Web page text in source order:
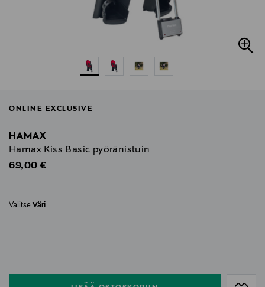
ONLINE EXCLUSIVE
HAMAX
Hamax Kiss Basic pyöränistuin
Original Price
69,00 €
Valitse Väri